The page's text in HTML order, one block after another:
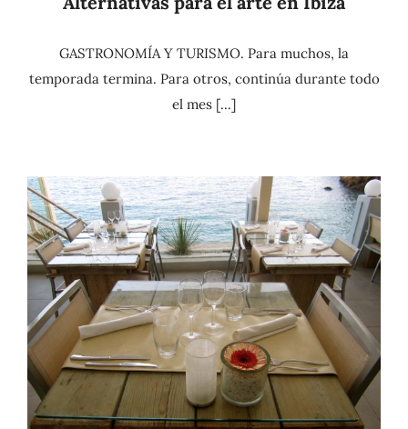
GASTRONOMÍA Y TURISMO. Para muchos, la
temporada termina. Para otros, continúa durante todo
el mes [...]